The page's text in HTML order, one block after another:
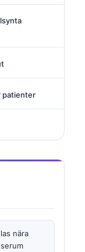
patienter
nära